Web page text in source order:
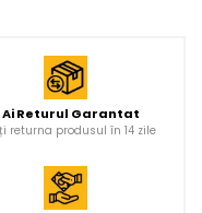
Ai Returul Garantat
returna produsul în 14 zile